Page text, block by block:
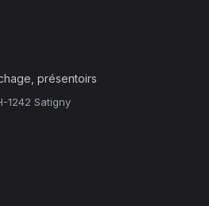
présentoirs
1242 Satigny